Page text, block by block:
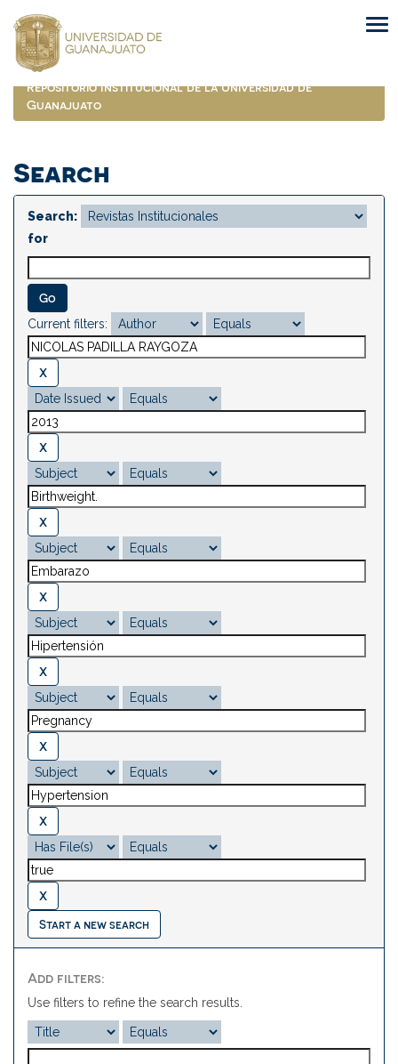
navigation
Repositorio Institucional de la Universidad de
Guanajuato
Search
Search:
for
Current filters:
Start a new search
Add filters:
Use filters to refine the search results.